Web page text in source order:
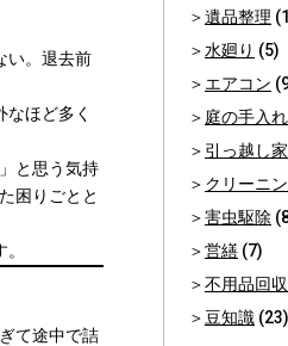
い。退去前
ほど多く
と思う気持
困りごとと
て途中で詰
遺品整理
水廻り (5)
エアコン
庭の手入れ
引っ越し
クリーニ
害虫駆除
営繕 (7)
不用品回収
豆知識 (23)